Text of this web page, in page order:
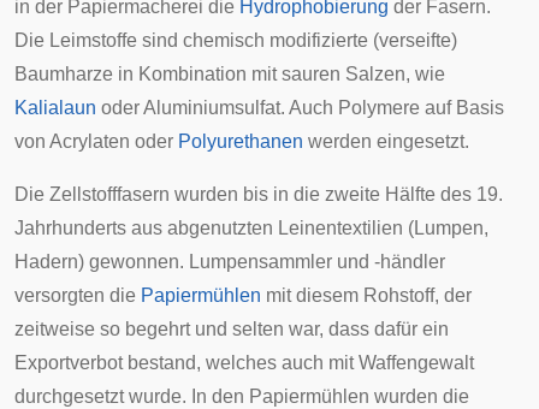
in der Papiermacherei die Hydrophobierung der Fasern.
Die Leimstoffe sind chemisch modifizierte (verseifte)
Baumharze in Kombination mit sauren Salzen, wie
Kalialaun oder Aluminiumsulfat. Auch Polymere auf Basis
von Acrylaten oder Polyurethanen werden eingesetzt.
Die Zellstofffasern wurden bis in die zweite Hälfte des 19.
Jahrhunderts aus abgenutzten Leinentextilien (Lumpen,
Hadern) gewonnen. Lumpensammler und -händler
versorgten die Papiermühlen mit diesem Rohstoff, der
zeitweise so begehrt und selten war, dass dafür ein
Exportverbot bestand, welches auch mit Waffengewalt
durchgesetzt wurde. In den Papiermühlen wurden die